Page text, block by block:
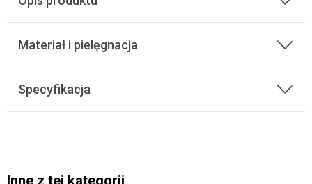
Materiał i pielęgnacja
Specyfikacja
Inne z tej kategorii